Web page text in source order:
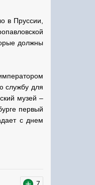
в Пруссии,
должны
службу для
музей –
первый
с днем
7